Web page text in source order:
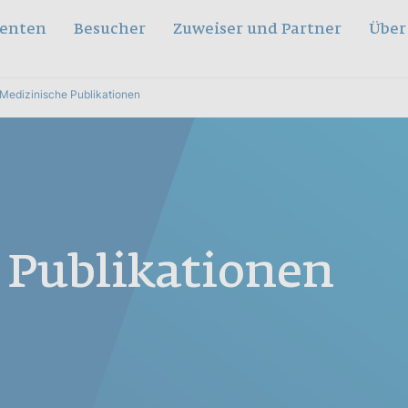
Besucher Zuweiser und Partner
Medizinische Publikationen